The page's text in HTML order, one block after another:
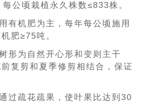
公顷栽植永久株数≤833株。
有机肥为主，每年每公顷施用
肥≥75吨。
形为自然开心形和变则主干
复剪和夏季修剪相结合，保证
过疏花疏果，使叶果比达到30